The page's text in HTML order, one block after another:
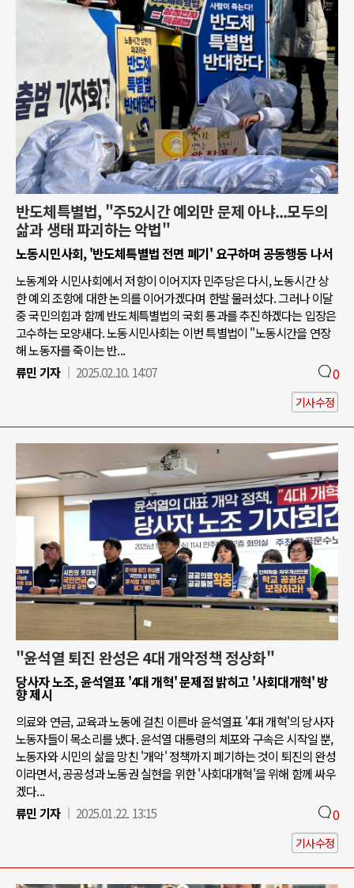
반도체특별법, "주52시간 예외만 문제 아냐...모두의
삶과 생태 파괴하는 악법"
노동시민사회, '반도체특별법 전면 폐기' 요구하며 공동행동 나서
노동계와 시민사회에서 저항이 이어지자 민주당은 다시, 노동시간 상
한 예외 조항에 대한 논의를 이어가겠다며 한발 물러섰다. 그러나 이달
중 국민의힘과 함께 반도체특별법의 국회 통과를 추진하겠다는 입장은
고수하는 모양새다. 노동시민사회는 이번 특별법이 "노동시간을 연장
해 노동자를 죽이는 반...
류민 기자
2025.02.10. 14:07 0
기사수정
"윤석열 퇴진 완성은 4대 개악정책 정상화"
당사자 노조, 윤석열표 '4대 개혁' 문제점 밝히고 '사회대개혁' 방
향 제시
의료와 연금, 교육과 노동에 걸친 이른바 윤석열표 '4대 개혁'의 당사자
노동자들이 목소리를 냈다. 윤석열 대통령의 체포와 구속은 시작일 뿐,
노동자와 시민의 삶을 망친 '개악' 정책까지 폐기하는 것이 퇴진의 완성
이라면서, 공공성과 노동권 실현을 위한 '사회대개혁'을 위해 함께 싸우
겠다...
류민 기자
2025.01.22. 13:15 0
기사수정